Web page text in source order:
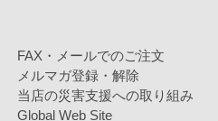
FAX・メールでのご注文
メルマガ登録・解除
当店の災害支援への取り組み
Global Web Site